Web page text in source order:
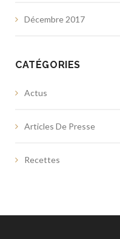
Décembre 2017
CATÉGORIES
Actus
Articles De Presse
Recettes